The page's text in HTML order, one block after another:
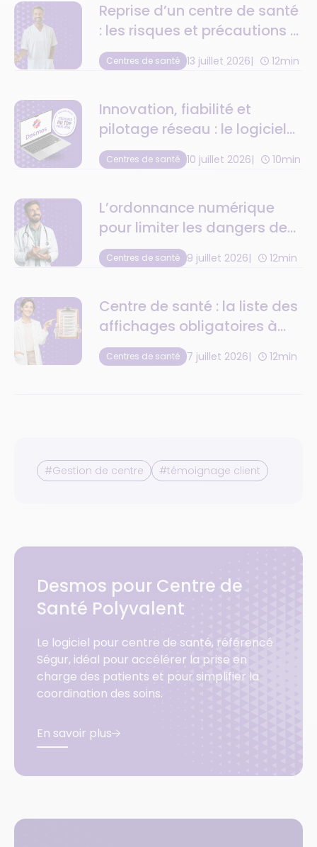
Reprise d’un centre de santé
: les risques et précautions à
anticiper
Centres de santé 13 juillet 2026 12min
Innovation, fiabilité et
pilotage réseau : le logiciel
de centre de santé au top
de la tech
Centres de santé 10 juillet 2026 10min
L’ordonnance numérique
pour limiter les dangers de
la retranscription
médicamenteuse
Centres de santé 9 juillet 2026 12min
Centre de santé : la liste des
affichages obligatoires à
respecter
Centres de santé 7 juillet 2026 12min
#Gestion de centre #témoignage client
Desmos pour Centre de
Santé Polyvalent
Le logiciel pour centre de santé, référencé
Ségur, idéal pour accélérer la prise en
charge des patients et pour simplifier la
coordination des soins.
En savoir plus